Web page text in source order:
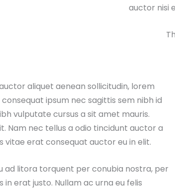
auctor nisi
aliquet aenean sollicitudin, lorem
ipsum nec sagittis sem nibh id
vulputate cursus a sit amet mauris.
Nam nec tellus a odio tincidunt auctor a
vitae erat consequat auctor eu in elit.
ad litora torquent per conubia nostra, per
in erat justo. Nullam ac urna eu felis